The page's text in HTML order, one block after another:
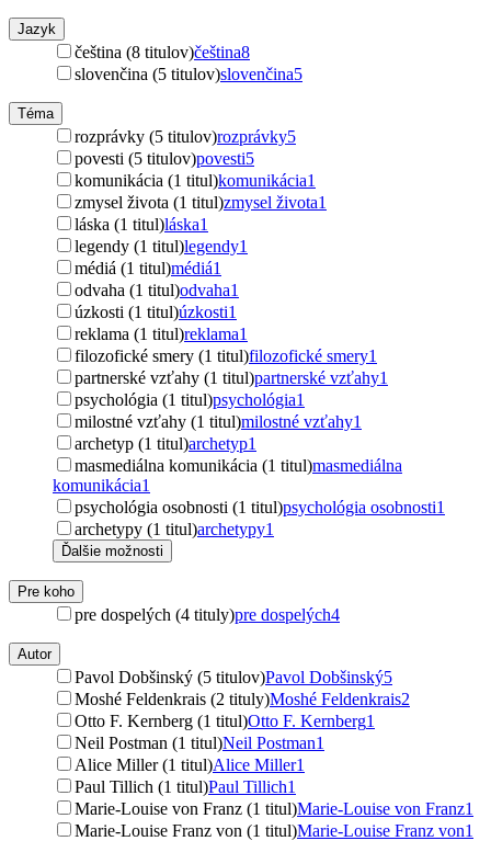
Jazyk
čeština (8 titulov)čeština8
slovenčina (5 titulov)slovenčina5
Téma
rozprávky (5 titulov)rozprávky5
povesti (5 titulov)povesti5
komunikácia (1 titul)komunikácia1
zmysel života (1 titul)zmysel života1
láska (1 titul)láska1
legendy (1 titul)legendy1
médiá (1 titul)médiá1
odvaha (1 titul)odvaha1
úzkosti (1 titul)úzkosti1
reklama (1 titul)reklama1
filozofické smery (1 titul)filozofické smery1
partnerské vzťahy (1 titul)partnerské vzťahy1
psychológia (1 titul)psychológia1
milostné vzťahy (1 titul)milostné vzťahy1
archetyp (1 titul)archetyp1
masmediálna komunikácia (1 titul)masmediálna
komunikácia1
psychológia osobnosti (1 titul)psychológia osobnosti1
archetypy (1 titul)archetypy1
Ďalšie možnosti
Pre koho
pre dospelých (4 tituly)pre dospelých4
Autor
Pavol Dobšinský (5 titulov)Pavol Dobšinský5
Moshé Feldenkrais (2 tituly)Moshé Feldenkrais2
Otto F. Kernberg (1 titul)Otto F. Kernberg1
Neil Postman (1 titul)Neil Postman1
Alice Miller (1 titul)Alice Miller1
Paul Tillich (1 titul)Paul Tillich1
Marie-Louise von Franz (1 titul)Marie-Louise von Franz1
Marie-Louise Franz von (1 titul)Marie-Louise Franz von1